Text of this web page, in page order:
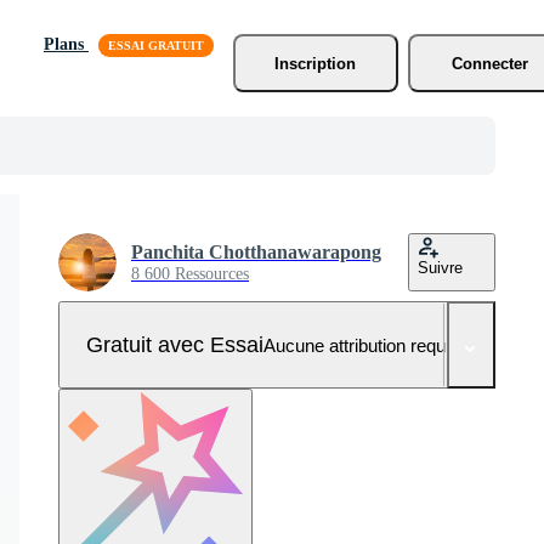
Plans
Inscription
Connecter
Panchita Chotthanawarapong
8 600 Ressources Suivre
Gratuit avec EssaiAucune attribution requise